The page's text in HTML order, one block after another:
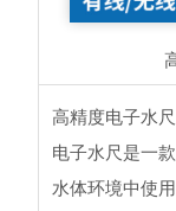
高精度电子水
电子水尺是一
水体环境中使